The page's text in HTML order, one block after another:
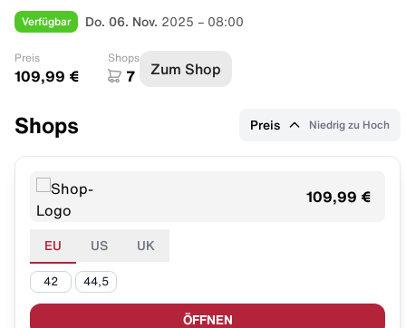
Verfügbar Do. 06. Nov. 2025 – 08:00
Preis
109,99 €
Shops
7 Zum Shop
Shops Preis Niedrig zu Hoch
109,99 €
EU US UK
42 44,5
ÖFFNEN